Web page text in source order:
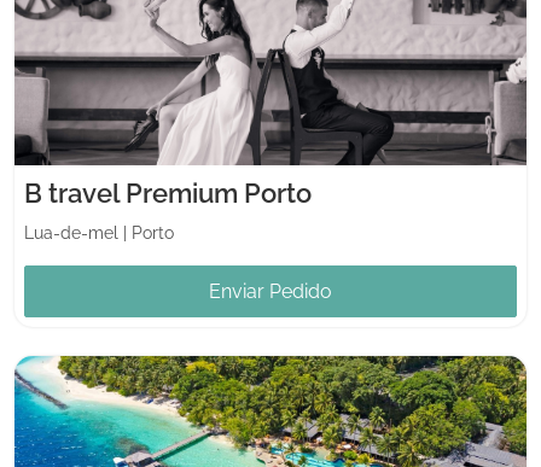
B travel Premium Porto
Lua-de-mel Porto
Enviar Pedido